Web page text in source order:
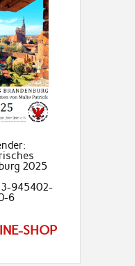
2025
3-945402-
6
SHOP